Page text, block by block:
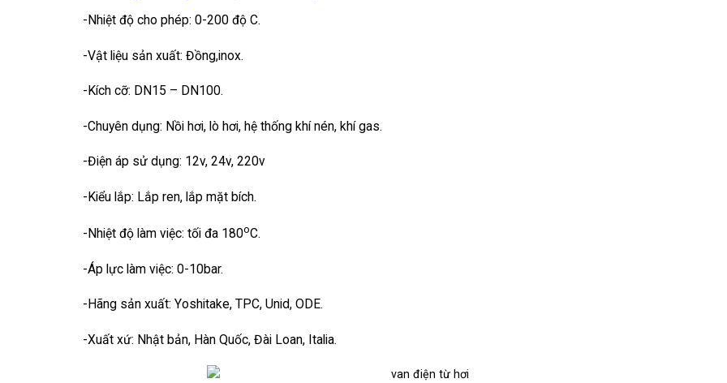
-Nhiệt độ cho phép: 0-200 độ C.
-Vật liệu sản xuất: Đồng,inox.
-Kích cỡ: DN15 – DN100.
-Chuyên dụng: Nồi hơi, lò hơi, hệ thống khí nén, khí gas.
-Điện áp sử dụng: 12v, 24v, 220v
-Kiểu lắp: Lắp ren, lắp mặt bích.
-Nhiệt độ làm việc: tối đa 180oC.
-Áp lực làm việc: 0-10bar.
-Hãng sản xuất: Yoshitake, TPC, Unid, ODE.
-Xuất xứ: Nhật bản, Hàn Quốc, Đài Loan, Italia.